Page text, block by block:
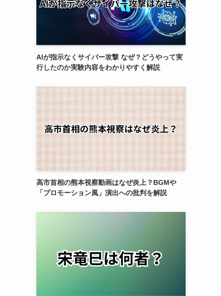
AIが指示なくサイバー攻撃 なぜ？どうやって実
行したのか実験内容をわかりやすく解説
高市首相の熊本視察動画はなぜ炎上？BGMや
「プロモーション風」演出への批判を解説